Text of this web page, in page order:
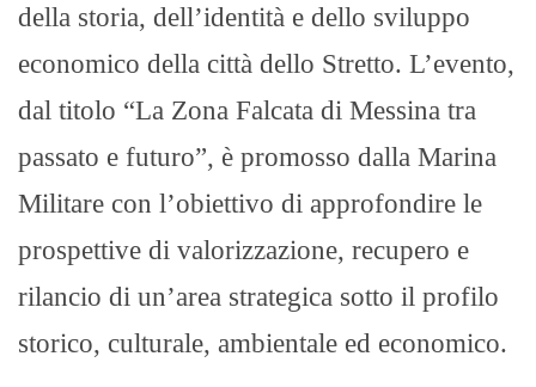
della storia, dell’identità e dello sviluppo
economico della città dello Stretto. L’evento,
dal titolo “La Zona Falcata di Messina tra
passato e futuro”, è promosso dalla Marina
Militare con l’obiettivo di approfondire le
prospettive di valorizzazione, recupero e
rilancio di un’area strategica sotto il profilo
storico, culturale, ambientale ed economico.